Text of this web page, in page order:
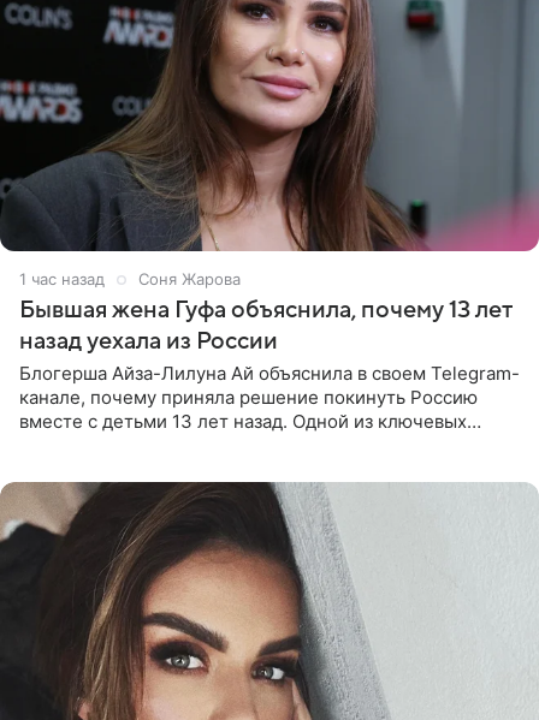
1 час назад Соня Жарова
Бывшая жена Гуфа объяснила, почему 13 лет
назад уехала из России
Блогерша Айза-Лилуна Ай объяснила в своем Telegram-
канале, почему приняла решение покинуть Россию
вместе с детьми 13 лет назад. Одной из ключевых